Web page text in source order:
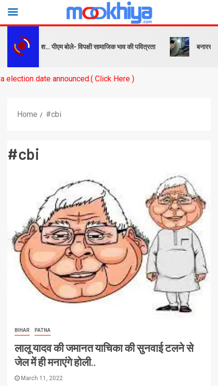
और संदेश… पीएम बोले- विपक्षी सामाजिक भाव की पवित्रता बनारस स्टेशन
date announced.( Click Here )
Home #cbi
#cbi
BIHAR PATNA
लालू यादव की जमानत याचिका की सुनवाई टलने से
जेल में ही मनाएंगे होली..
March 11, 2022